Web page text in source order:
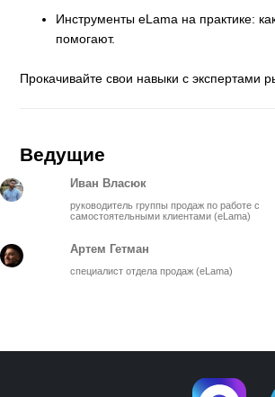
Инструменты eLama на практике:
помогают.
Прокачивайте свои навыки с экспертами
Ведущие
Иван Власюк
руководитель группы продаж по работе с
самостоятельными клиентами (eLama)
Артем Гетман
специалист отдела продаж (eLama)